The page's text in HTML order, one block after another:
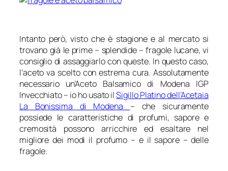
Intanto però, visto che è stagione e al mercato si
trovano già le prime – splendide – fragole lucane, vi
consiglio di assaggiarlo con queste. In questo caso,
l’aceto va scelto con estrema cura. Assolutamente
necessario un’Aceto Balsamico di Modena IGP
Invecchiato – io ho usato ilSigillo Platino dell’Acetaia
La Bonissima di Modena – che sicuramente
possiede le caratteristiche di profumi, sapore e
cremosità possono arricchire ed esaltare nel
migliore dei modi il profumo – e il sapore – delle
fragole.